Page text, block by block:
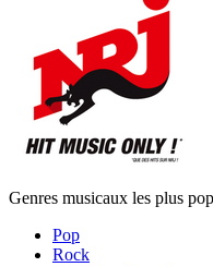
Genres musicaux les plus
Pop
Rock